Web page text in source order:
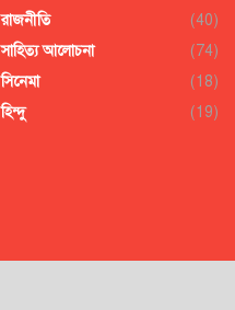
রাজনীতি
(40)
সাহিত্য আলোচনা
(74)
সিনেমা
(18)
হিন্দু
(19)